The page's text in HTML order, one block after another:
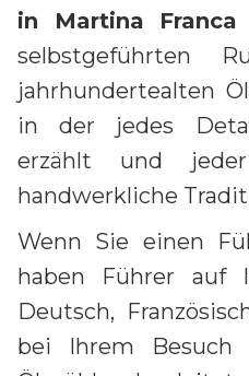
in Martina Franca
selbstgeführten
jahrhundertealten
in der jedes
erzählt und
handwerkliche
Wenn Sie einen
haben Führer auf
Deutsch,
bei Ihrem Besuch